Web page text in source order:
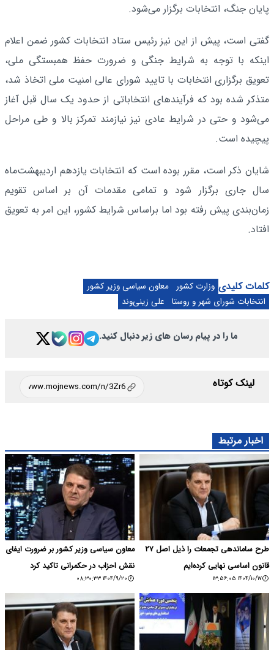
پایان جنگ، انتخابات برگزار می‌شود.
گفتی است، پیش از این نیز رئیس ستاد انتخابات کشور ضمن اعلام
اینکه با توجه به شرایط جنگی و ضرورت حفظ همبستگی ملی،
تعویق برگزاری انتخابات با تایید شورای عالی امنیت ملی اتخاذ شد،
متذکر شده بود که فرآیندهای انتخاباتی از حدود یک سال قبل آغاز
می‌شود و حتی در شرایط عادی نیز نیازمند تمرکز بالا و طی مراحل
پیچیده است.
شایان ذکر است، مقرر بوده است که انتخابات یازدهم اردیبهشت‌ماه
سال جاری برگزار شود و تمامی مقدمات آن بر اساس تقویم
زمان‌بندی پیش رفته بود اما براساس شرایط کشور، این امر به تعویق
افتاد.
کلمات کلیدی وزارت کشور
معاون سیاسی وزیر کشور
انتخابات شورای شهر و روستا
علی زینی‌وند
ما را در پیام رسان های زیر دنبال کنید.
لینک کوتاه
اخبار مرتبط
طرح ساماندهی تجمعات را ذیل اصل ۲۷
قانون اساسی نهایی کرده‌ایم
۱۴۰۴/۱۰/۱۷ ۱۳:۵۶:۰۵
معاون سیاسی وزیر کشور بر ضرورت ایفای
نقش احزاب در حکمرانی تاکید کرد
۱۴۰۴/۹/۲۰ ۰۸:۳۰:۳۳